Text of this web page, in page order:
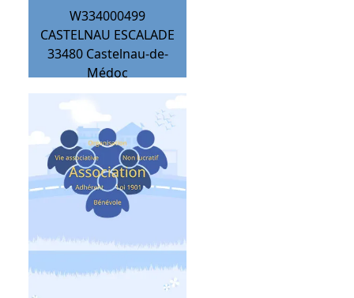
W334000499
CASTELNAU ESCALADE
33480 Castelnau-de-
Médoc